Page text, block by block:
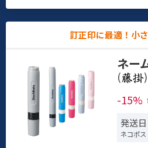
訂正印に最適！小
ネー
(
)
-15%
発送
ネコポス